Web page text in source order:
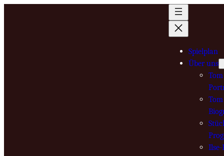
Spielplan
Über uns